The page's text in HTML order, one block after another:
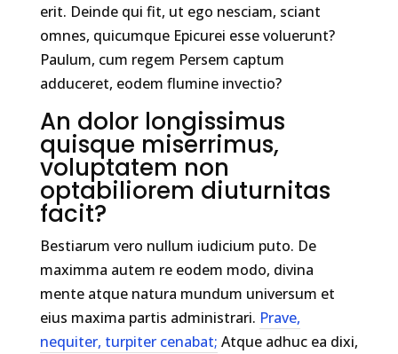
erit. Deinde qui fit, ut ego nesciam, sciant
omnes, quicumque Epicurei esse voluerunt?
Paulum, cum regem Persem captum
adduceret, eodem flumine invectio?
An dolor longissimus
quisque miserrimus,
voluptatem non
optabiliorem diuturnitas
facit?
Bestiarum vero nullum iudicium puto. De
maximma autem re eodem modo, divina
mente atque natura mundum universum et
eius maxima partis administrari. Prave,
nequiter, turpiter cenabat; Atque adhuc ea dixi,